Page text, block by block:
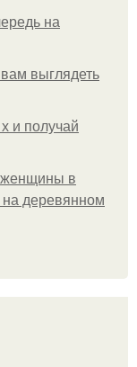
на
выглядеть
и получай
женщины в
деревянном